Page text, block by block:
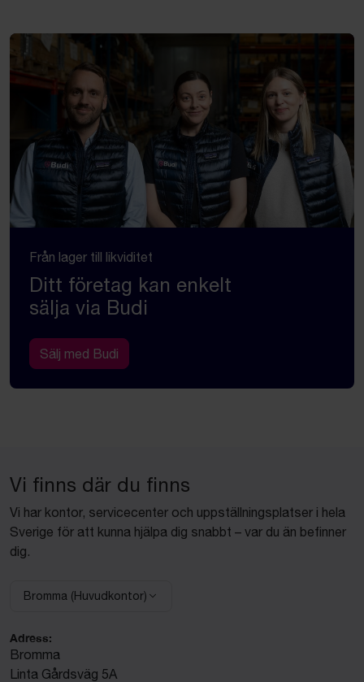
Från lager till likviditet
Ditt företag kan enkelt
sälja via Budi
Sälj med Budi
Vi finns där du finns
Vi har kontor, servicecenter och uppställningsplatser i hela
Sverige för att kunna hjälpa dig snabbt – var du än befinner
dig.
Välj anläggning:
Bromma (Huvudkontor)
Adress:
Bromma
Linta Gårdsväg 5A